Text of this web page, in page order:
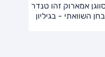
אמארוק זהו טנדר
השוואתי - בגיליון